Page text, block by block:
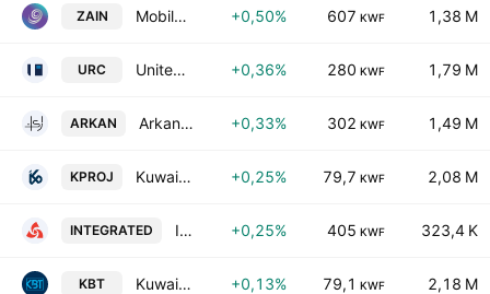
ZAIN Mobile Telecommunications Company K.S.C.P +0,50% 607 KWF 1,38 M
URC United Real Estate Company +0,36% 280 KWF 1,79 M
ARKAN Arkan Al-Kuwait Real Estate Co. (K.S.C.) +0,33% 302 KWF 1,49 M
KPROJ Kuwait Projects Company Holding (K.S.C.P.) +0,25% 79,7 KWF 2,08 M
INTEGRATED Integrated Holding Co. KCSC +0,25% 405 KWF 323,4 K
KBT Kuwait Business Town Real Estate Co. KSC +0,13% 79,1 KWF 2,18 M